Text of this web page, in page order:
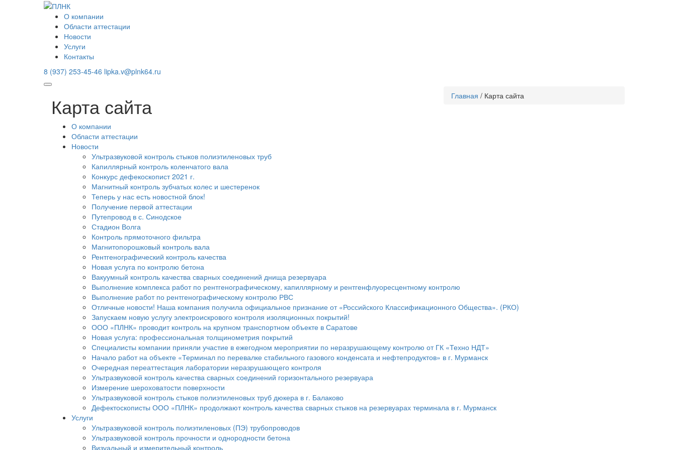
О компании
Области аттестации
Новости
Услуги
Контакты
8 (937) 253-45-46 lipka.v@plnk64.ru
Карта сайта Главная / Карта сайта
О компании
Области аттестации
Новости
Ультразвуковой контроль стыков полиэтиленовых труб
Капиллярный контроль коленчатого вала
Конкурс дефекоскопист 2021 г.
Магнитный контроль зубчатых колес и шестеренок
Теперь у нас есть новостной блок!
Получение первой аттестации
Путепровод в с. Синодское
Стадион Волга
Контроль прямоточного фильтра
Магнитопорошковый контроль вала
Рентгенографический контроль качества
Новая услуга по контролю бетона
Вакуумный контроль качества сварных соединений днища резервуара
Выполнение комплекса работ по рентгенографическому, капиллярному и рентгенфлуоресцентному контролю
Выполнение работ по рентгенографическому контролю РВС
Отличные новости! Наша компания получила официальное признание от «Российского Классификационного Общества». (РКО)
Запускаем новую услугу электроискрового контроля изоляционных покрытий!
ООО «ПЛНК» проводит контроль на крупном транспортном объекте в Саратове
Новая услуга: профессиональная толщинометрия покрытий
Специалисты компании приняли участие в ежегодном мероприятии по неразрушающему контролю от ГК «Техно НДТ»
Начало работ на объекте «Терминал по перевалке стабильного газового конденсата и нефтепродуктов» в г. Мурманск
Очередная переаттестация лаборатории неразрушающего контроля
Ультразвуковой контроль качества сварных соединений горизонтального резервуара
Измерение шероховатости поверхности
Ультразвуковой контроль стыков полиэтиленовых труб дюкера в г. Балаково
Дефектоскописты ООО «ПЛНК» продолжают контроль качества сварных стыков на резервуарах терминала в г. Мурманск
Услуги
Ультразвуковой контроль полиэтиленовых (ПЭ) трубопроводов
Ультразвуковой контроль прочности и однородности бетона
Визуальный и измерительный контроль